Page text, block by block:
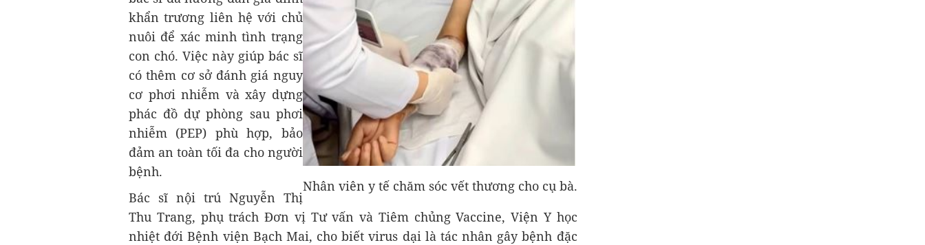
Nhân viên y tế chăm sóc vết thương cho cụ bà.
khẩn trương liên hệ với chủ
nuôi để xác minh tình trạng
con chó. Việc này giúp bác sĩ
có thêm cơ sở đánh giá nguy
cơ phơi nhiễm và xây dựng
phác đồ dự phòng sau phơi
nhiễm (PEP) phù hợp, bảo
đảm an toàn tối đa cho người
bệnh.
Bác sĩ nội trú Nguyễn Thị
Thu Trang, phụ trách Đơn vị Tư vấn và Tiêm chủng Vaccine, Viện Y học
nhiệt đới Bệnh viện Bạch Mai, cho biết virus dại là tác nhân gây bệnh đặc